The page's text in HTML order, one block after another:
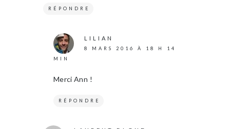
RÉPONDRE
LILIAN
8 MARS 2016 À 18 H 14
MIN
Merci Ann !
RÉPONDRE